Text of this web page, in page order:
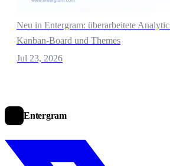
Neu in Entergram: überarbeitete
Kanban-Board und Themes
Jul 23, 2026
Entergram